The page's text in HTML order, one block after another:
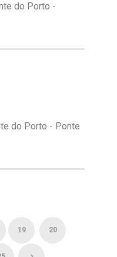
do Porto -
do Porto - Ponte
19 20